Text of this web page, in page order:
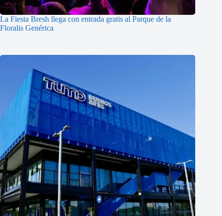
La Fiesta Bresh llega con entrada gratis al Parque de la
Floralis Genérica